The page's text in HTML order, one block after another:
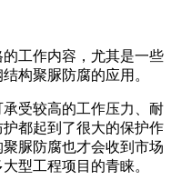
工作内容，尤其是一些
构聚脲防腐的应用。
受较高的工作压力、耐
都起到了很大的保护作
脲防腐也才会收到市场
型工程项目的青睐。